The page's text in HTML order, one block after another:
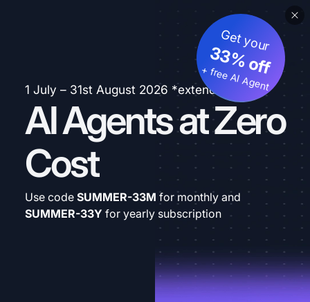
1 July – 31st August 2026 *extended
AI Agents at Zero
Cost
Get your
33% off
+ free AI Agent
Use code SUMMER-33M for monthly and
SUMMER-33Y for yearly subscription